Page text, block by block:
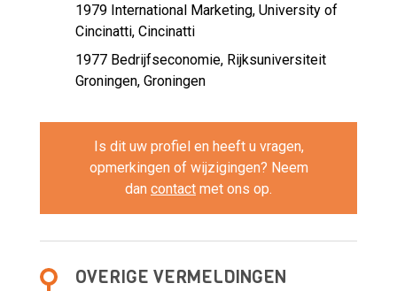
1979 International Marketing, University of
Cincinatti, Cincinatti
1977 Bedrijfseconomie, Rijksuniversiteit
Groningen, Groningen
Is dit uw profiel en heeft u vragen,
opmerkingen of wijzigingen? Neem
dan contact met ons op.
OVERIGE VERMELDINGEN